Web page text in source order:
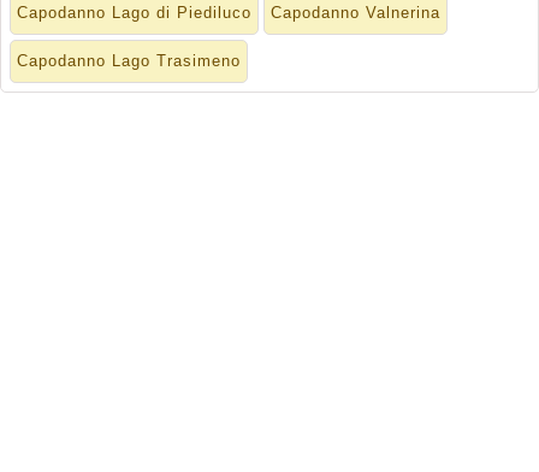
Capodanno Lago di Piediluco Capodanno Valnerina
Capodanno Lago Trasimeno